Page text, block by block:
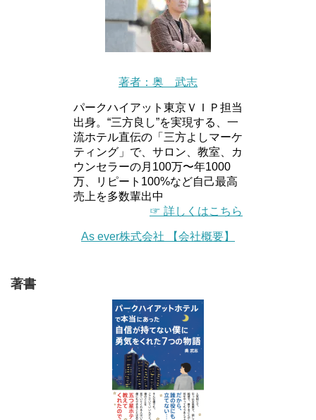
著者：奥 武志
パークハイアット東京ＶＩＰ担当
出身。“三方良し”を実現する、一
流ホテル直伝の「三方よしマーケ
ティング」で、サロン、教室、カ
ウンセラーの月100万〜年1000
万、リピート100%など自己最高
売上を多数輩出中
☞ 詳しくはこちら
As ever株式会社 【会社概要】
著書